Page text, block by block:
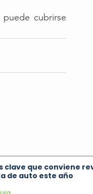
cubrirse
clave que conviene
de auto este año